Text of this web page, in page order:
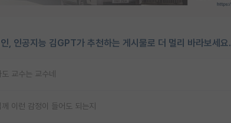
, 인공지능 김GPT가 추천하는 게시물로 더 멀리 바라보세요.
교수는 교수네
이런 감정이 들어도 되는지